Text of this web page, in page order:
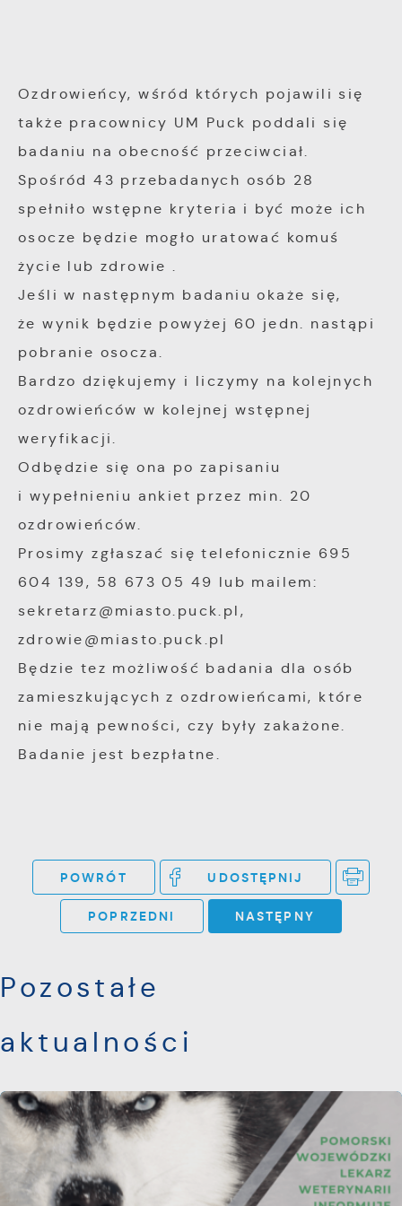
Ozdrowieńcy, wśród których pojawili się
także pracownicy UM Puck poddali się
badaniu na obecność przeciwciał.
Spośród 43 przebadanych osób 28
spełniło wstępne kryteria i być może ich
osocze będzie mogło uratować komuś
życie lub zdrowie.
Jeśli w następnym badaniu okaże się,
że wynik będzie powyżej 60 jedn. nastąpi
pobranie osocza.
Bardzo dziękujemy i liczymy na kolejnych
ozdrowieńców w kolejnej wstępnej
weryfikacji.
Odbędzie się ona po zapisaniu
i wypełnieniu ankiet przez min. 20
ozdrowieńców.
Prosimy zgłaszać się telefonicznie 695
604 139, 58 673 05 49 lub mailem:
sekretarz@miasto.puck.pl,
zdrowie@miasto.puck.pl
Będzie tez możliwość badania dla osób
zamieszkujących z ozdrowieńcami, które
nie mają pewności, czy były zakażone.
Badanie jest bezpłatne.
POWRÓT UDOSTĘPNIJ
POPRZEDNI NASTĘPNY
Pozostałe
aktualności
innych dostawców usług. Firmy te działają w
treści w postaci wiadomości, ofert,
komunikatów mediów społecznościowych.